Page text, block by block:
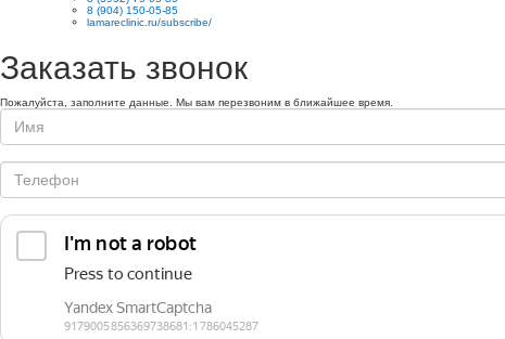
8 (904) 150-05-85
lamareclinic.ru/subscribe/
Заказать звонок
Пожалуйста, заполните данные. Мы вам перезвоним в ближайшее время.